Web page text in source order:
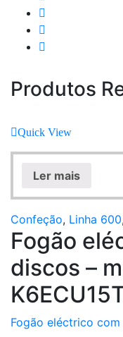
Produtos
Quick View
Ler mais
Confeção, Linha 600,
Fogão
discos –
Fogão eléctrico